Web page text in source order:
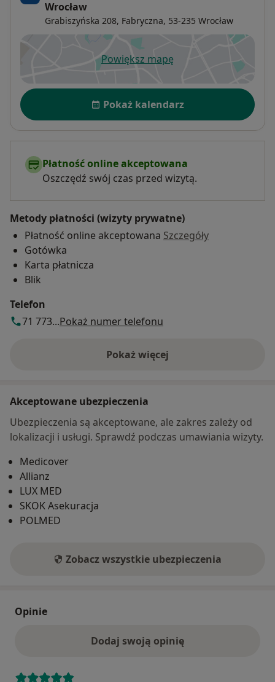
Wrocław
Grabiszyńska 208, Fabryczna, 53-235 Wrocław
Powiększ mapęotwiera się w nowej karcie
Dostępność
Pokaż kalendarz
Płatność online akceptowana
Oszczędź swój czas przed wizytą.
Metody płatności (wizyty prywatne)
Płatność online akceptowana Szczegóły
Gotówka
Karta płatnicza
Blik
Telefon
71 773...Pokaż numer telefonu
Pokaż więcej
o adresie
Akceptowane ubezpieczenia
Ubezpieczenia są akceptowane, ale zakres zależy od
lokalizacji i usługi. Sprawdź podczas umawiania wizyty.
Medicover
Allianz
LUX MED
SKOK Asekuracja
POLMED
Zobacz wszystkie ubezpieczenia
Opinie
Dodaj swoją opinię